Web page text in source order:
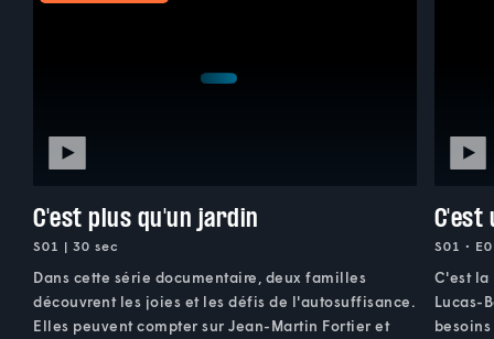
C'est plus qu'un jardin
S01 | 30 sec
Dans cette série documentaire, deux familles
découvrent les joies et les défis de l'autosuffisance.
Elles peuvent compter sur Jean-Martin Fortier et
C'est
S01 •
C'est la
Lucas-